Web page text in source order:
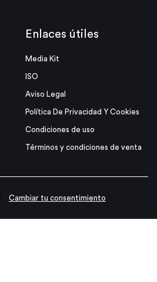
Enlaces útiles
Media Kit
ISO
Aviso Legal
Política De Privacidad Y Cookies
Condiciones de uso
Términos y condiciones de venta
Cambiar tu consentimiento